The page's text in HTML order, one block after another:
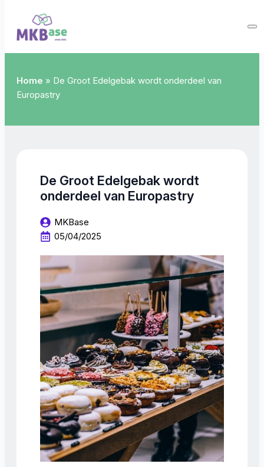
Home » De Groot Edelgebak wordt onderdeel van
Europastry
De Groot Edelgebak wordt
onderdeel van Europastry
MKBase
05/04/2025